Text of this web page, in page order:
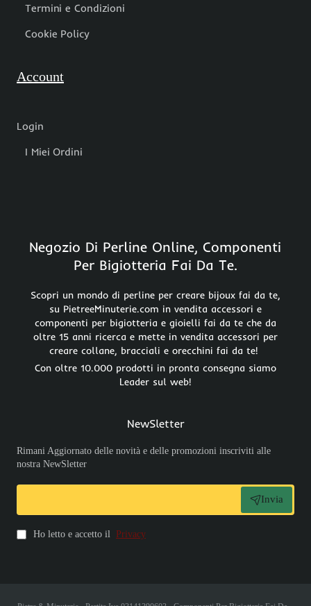
Termini e Condizioni
Cookie Policy
Account
Login
I Miei Ordini
Negozio Di Perline Online, Componenti
Per Bigiotteria Fai Da Te.
Scopri un mondo di perline per creare bijoux fai da te,
su PietreeMinuterie.com in vendita accessori e
componenti per bigiotteria e gioielli fai da te che da
oltre 15 anni ricerca e mette in vendita accessori per
creare collane, bracciali e orecchini fai da te!
Con oltre 10.000 prodotti in pronta consegna siamo
Leader sul web!
NewSletter
Rimani Aggiornato delle novità e delle promozioni inscriviti alle
nostra NewSletter
Invia
Ho letto e accetto il Privacy